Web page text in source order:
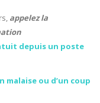
appelez la
depuis un poste
malaise ou d’un coup